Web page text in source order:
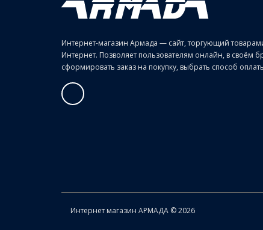
Интернет-магазин Армада — сайт, торгующий
Интернет. Позволяет пользователям онлайн, в
сформировать заказ на покупку, выбрать способ
Интернет магазин АРМАДА © 2026